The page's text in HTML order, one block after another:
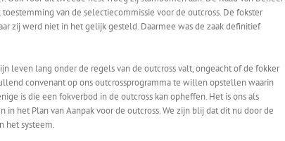
van de selectiecommissie voor de outcross. De fokster
zij werd niet in het gelijk gesteld. Daarmee was de zaak definitief
leven lang onder de regels van de outcross valt, ongeacht of de fokker
convenant op ons outcrossprogramma te willen opstellen waarin
is die een fokverbod in de outcross kan opheffen. Het is ons als
het Plan van Aanpak voor de outcross. We zijn blij dat dit nu door de
het systeem.